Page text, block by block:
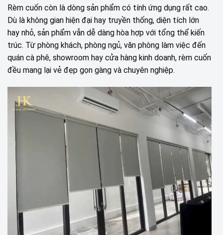
Rèm cuốn còn là dòng sản phẩm có tính ứng dụng rất cao.
Dù là không gian hiện đại hay truyền thống, diện tích lớn
hay nhỏ, sản phẩm vẫn dễ dàng hòa hợp với tổng thể kiến
trúc. Từ phòng khách, phòng ngủ, văn phòng làm việc đến
quán cà phê, showroom hay cửa hàng kinh doanh, rèm cuốn
đều mang lại vẻ đẹp gọn gàng và chuyên nghiệp.